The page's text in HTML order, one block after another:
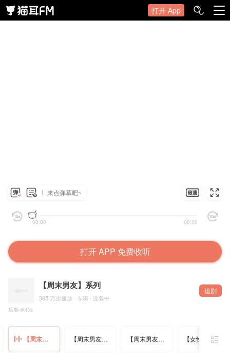
打开 App
来点弹幕吧~
00:00 00:00
打开 APP 免费收听
【周末男友】系列
365 万次播放 · 专辑 · 连载中
追剧
后期-米拉s
【周末男友】大龄直男老师男友 【周末男友】和男友的春日踏青之旅 【周末男友】相亲对象竟然是暗恋的男神 【女性向】照顾感冒生病的女朋友